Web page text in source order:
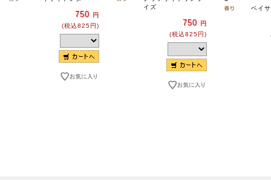
750 円
(税込825円)
イズ
750 円
(税込825円)
ベイ